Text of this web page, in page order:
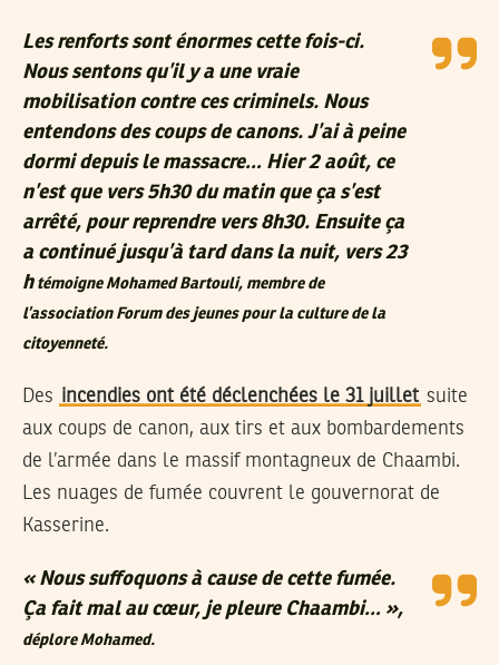
Les renforts sont énormes cette fois-ci.
Nous sentons qu’il y a une vraie
mobilisation contre ces criminels. Nous
entendons des coups de canons. J’ai à peine
dormi depuis le massacre… Hier 2 août, ce
n’est que vers 5h30 du matin que ça s’est
arrêté, pour reprendre vers 8h30. Ensuite ça
a continué jusqu’à tard dans la nuit, vers 23
htémoigne Mohamed Bartouli, membre de
l’association Forum des jeunes pour la culture de la
citoyenneté.
Des incendies ont été déclenchées le 31 juillet suite
aux coups de canon, aux tirs et aux bombardements
de l’armée dans le massif montagneux de Chaambi.
Les nuages de fumée couvrent le gouvernorat de
Kasserine.
« Nous suffoquons à cause de cette fumée.
Ça fait mal au cœur, je pleure Chaambi… »,
déplore Mohamed.